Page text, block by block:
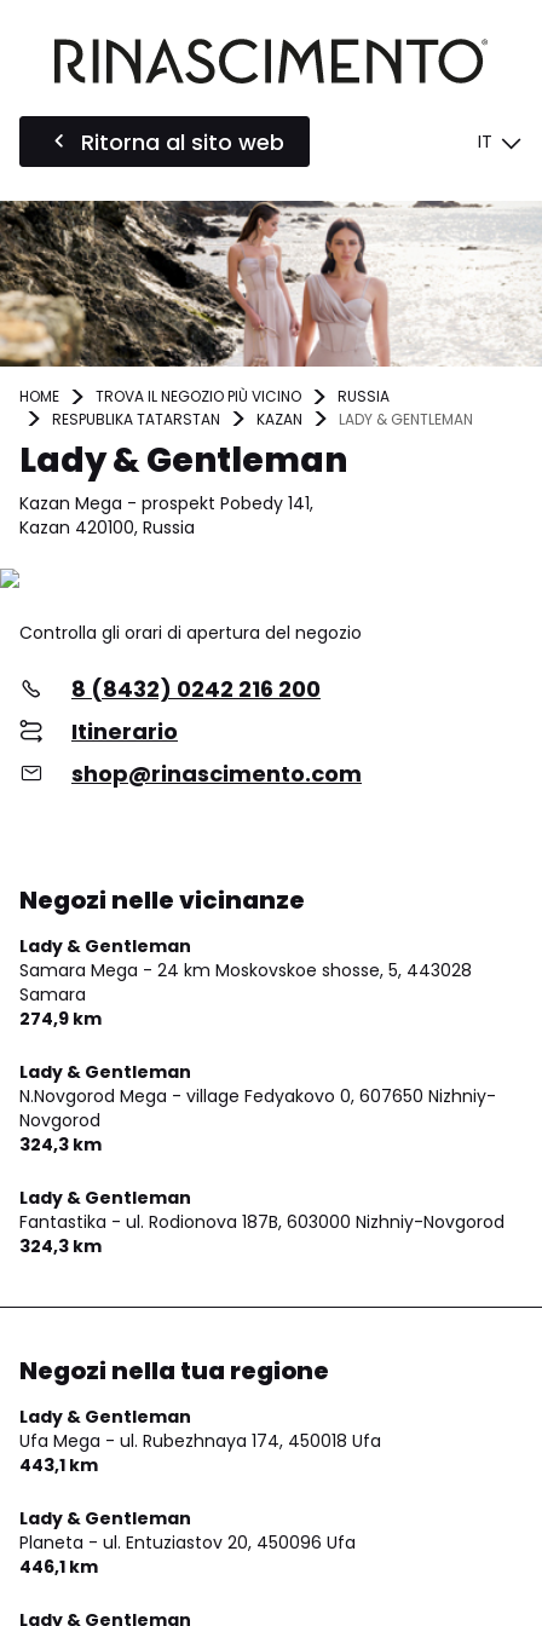
Ritorna al sito web IT
HOME TROVA IL NEGOZIO PIÙ VICINO
RUSSIA
RESPUBLIKA TATARSTAN
KAZAN LADY & GENTLEMAN
Lady & Gentleman
Kazan Mega - prospekt Pobedy 141,
Kazan 420100, Russia
Controlla gli orari di apertura del negozio
8 (8432) 0242 216 200
Itinerario
shop@rinascimento.com
Negozi nelle vicinanze
Lady & Gentleman
Samara Mega - 24 km Moskovskoe shosse, 5, 443028
Samara
274,9 km
Lady & Gentleman
N.Novgorod Mega - village Fedyakovo 0, 607650 Nizhniy-
Novgorod
324,3 km
Lady & Gentleman
Fantastika - ul. Rodionova 187B, 603000 Nizhniy-Novgorod
324,3 km
Negozi nella tua regione
Lady & Gentleman
Ufa Mega - ul. Rubezhnaya 174, 450018 Ufa
443,1 km
Lady & Gentleman
Planeta - ul. Entuziastov 20, 450096 Ufa
446,1 km
Lady & Gentleman